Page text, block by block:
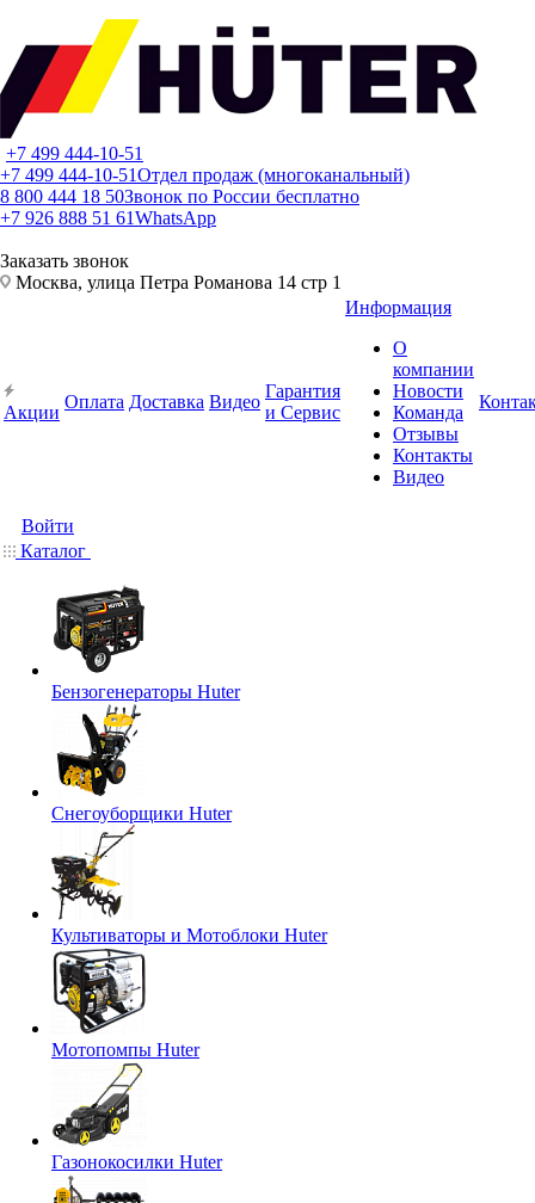
+7 499 444-10-51
+7 499 444-10-51Отдел продаж (многоканальный)
8 800 444 18 50Звонок по России бесплатно
+7 926 888 51 61WhatsApp
Заказать звонок
Москва, улица Петра Романова 14 стр 1
Акции
Оплата Доставка Видео
Гарантия
и Сервис
Информация
О
компании
Новости
Команда
Отзывы
Контакты
Видео
Войти
Каталог
Бензогенераторы Huter
Снегоуборщики Huter
Культиваторы и Мотоблоки Huter
Мотопомпы Huter
Газонокосилки Huter